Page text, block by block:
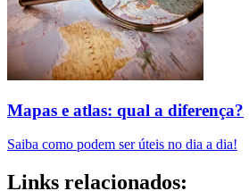
Mapas e atlas: qual a diferença?
Saiba como podem ser úteis no dia a dia!
Links relacionados: